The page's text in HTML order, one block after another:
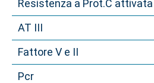
Resistenza a Prot.C attivata
AT III
Fattore V e II
Pcr